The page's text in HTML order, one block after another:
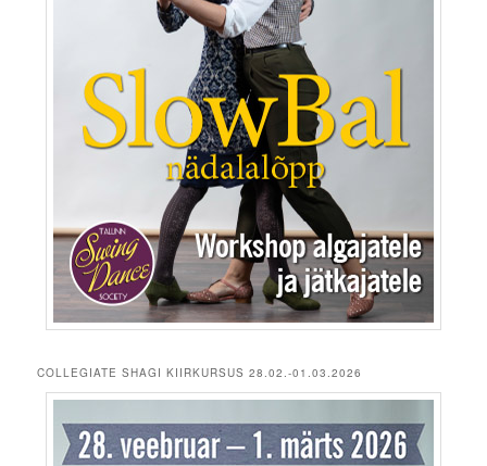
COLLEGIATE SHAGI KIIRKURSUS 28.02.-01.03.2026